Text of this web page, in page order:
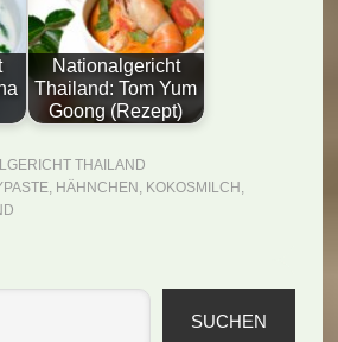
Nationalgericht
Thailand: Tom Yum
Goong (Rezept)
THAILAND
, HÄHNCHEN , KOKOSMILCH ,
SUCHEN